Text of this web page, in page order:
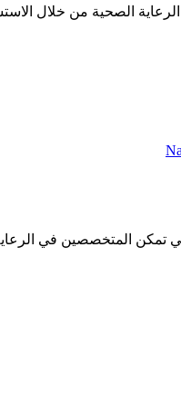
الصحية من خلال
تمكن المتخصصين في